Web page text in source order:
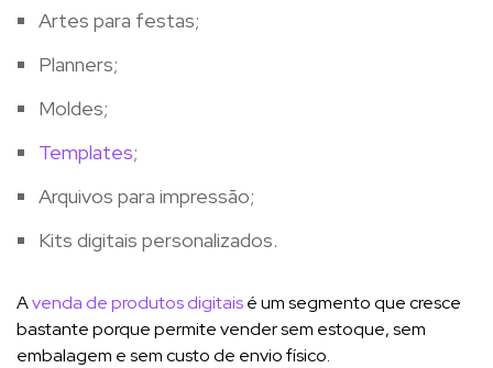
Artes para festas;
Planners;
Moldes;
Templates;
Arquivos para impressão;
Kits digitais personalizados.
Avenda de produtos digitaisé um segmento que cresce
bastante porque permite vender sem estoque, sem
embalagem e sem custo de envio físico.